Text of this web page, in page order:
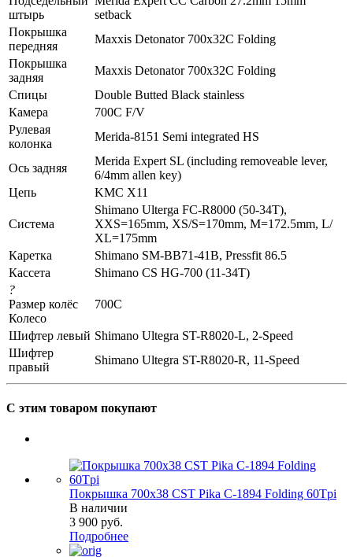
штырь
setback
Покрышка
передняя
Maxxis Detonator 700x32C Folding
Покрышка
задняя
Maxxis Detonator 700x32C Folding
Спицы
Double Butted Black stainless
Камера
700C F/V
Рулевая
колонка
Merida-8151 Semi integrated HS
Ось задняя
Merida Expert SL (including removeable lever,
6/4mm allen key)
Цепь
KMC X11
Система
Shimаnо Ulterga FC-R8000 (50-34Т),
XXS=165mm, XS/S=170mm, M=172.5mm, L/
ХL=175mm
Каретка
Shimano SM-BB71-41B, Pressfit 86.5
Кассета
Shimаnо CS HG-700 (11-34Т)
?
Размер колёс
Колесо
700C
Шифтер левый Shimаnо Ultegra ST-R8020-L, 2-Sрееd
Шифтер
правый
Shimаnо Ultegra ST-R8020-R, 11-Sрееd
С этим товаром покупают
Покрышка 700x38 CST Pika C-1894 Folding 60Tpi
В наличии
3 900 руб.
Подробнее